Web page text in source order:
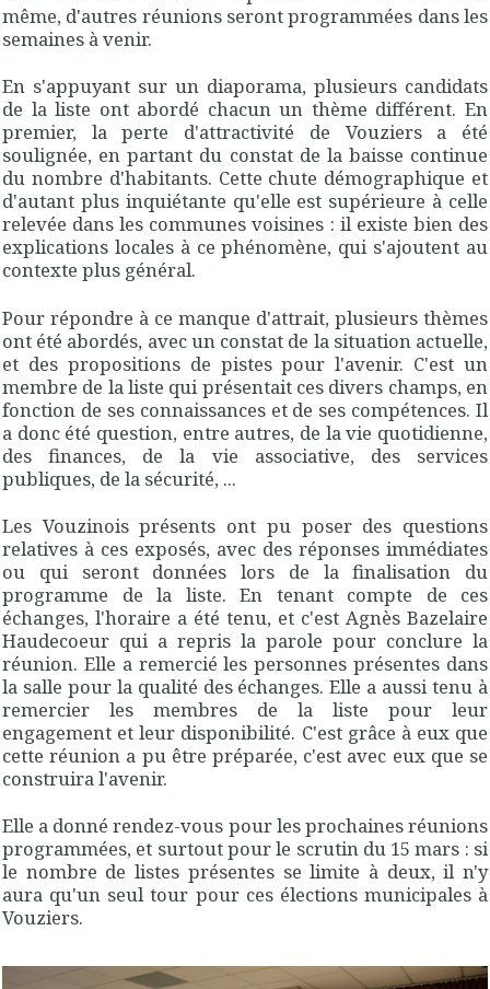
même, d'autres réunions seront programmées dans les
semaines à venir.
En s'appuyant sur un diaporama, plusieurs candidats
de la liste ont abordé chacun un thème différent. En
premier, la perte d'attractivité de Vouziers a été
soulignée, en partant du constat de la baisse continue
du nombre d'habitants. Cette chute démographique et
d'autant plus inquiétante qu'elle est supérieure à celle
relevée dans les communes voisines : il existe bien des
explications locales à ce phénomène, qui s'ajoutent au
contexte plus général.
Pour répondre à ce manque d'attrait, plusieurs thèmes
ont été abordés, avec un constat de la situation actuelle,
et des propositions de pistes pour l'avenir. C'est un
membre de la liste qui présentait ces divers champs, en
fonction de ses connaissances et de ses compétences. Il
a donc été question, entre autres, de la vie quotidienne,
des finances, de la vie associative, des services
publiques, de la sécurité, ...
Les Vouzinois présents ont pu poser des questions
relatives à ces exposés, avec des réponses immédiates
ou qui seront données lors de la finalisation du
programme de la liste. En tenant compte de ces
échanges, l'horaire a été tenu, et c'est Agnès Bazelaire
Haudecoeur qui a repris la parole pour conclure la
réunion. Elle a remercié les personnes présentes dans
la salle pour la qualité des échanges. Elle a aussi tenu à
remercier les membres de la liste pour leur
engagement et leur disponibilité. C'est grâce à eux que
cette réunion a pu être préparée, c'est avec eux que se
construira l'avenir.
Elle a donné rendez-vous pour les prochaines réunions
programmées, et surtout pour le scrutin du 15 mars : si
le nombre de listes présentes se limite à deux, il n'y
aura qu'un seul tour pour ces élections municipales à
Vouziers.